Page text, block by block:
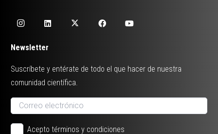
Newsletter
Suscríbete y entérate de todo el que hacer de nuestra
comunidad científica.
Acepto términos y condiciones